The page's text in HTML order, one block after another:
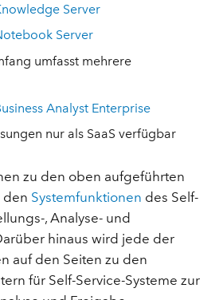
Server
Server
umfasst mehrere
Analyst Enterprise
nur als SaaS verfügbar
zu den oben aufgeführten
den Systemfunktionen des Self-
, Analyse- und
hinaus wird jede der
auf den Seiten zu den
für Self-Service-Systeme zur